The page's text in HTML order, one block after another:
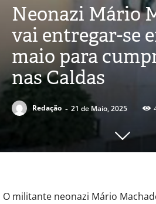
Neonazi Mário
vai entregar-se
maio para
nas Caldas
Redação - 21 de Maio, 2025
O militante neonazi Mário